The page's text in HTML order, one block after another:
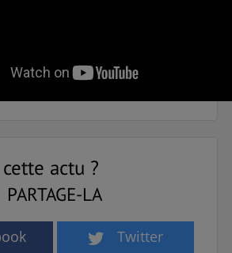
actu ?
PARTAGE-LA
Twitter